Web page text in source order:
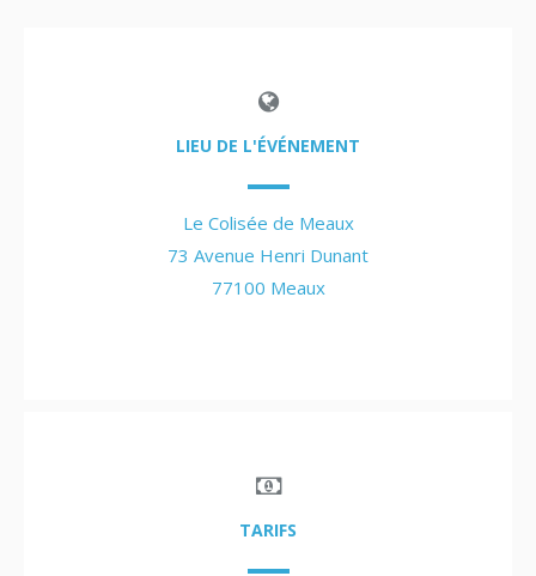
LIEU DE L'ÉVÉNEMENT
Le Colisée de Meaux
73 Avenue Henri Dunant
77100 Meaux
TARIFS